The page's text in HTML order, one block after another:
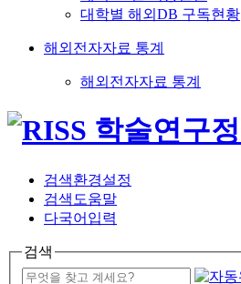
대학별 해외DB 구독현황
해외전자자료 통계
해외전자자료 통계
검색환경설정
검색도움말
다국어입력
검색